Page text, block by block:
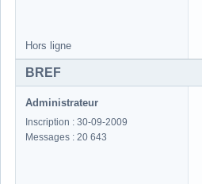
Hors ligne
BREF
Administrateur
Inscription : 30-09-2009
Messages : 20 643